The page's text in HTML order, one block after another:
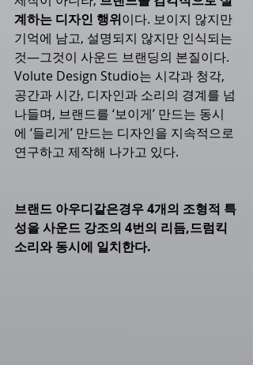
계하는 디자인 행위이다. 보이지 않지만
기억에 남고, 설명되지 않지만 인식되는
것—그것이 사운드 브랜딩의 본질이다.
Volute Design Studio는 시각과 청각,
공간과 시간, 디자인과 소리의 경계를 넘
나들며, 브랜드를 ‘보이게’ 만드는 동시
에 ‘들리게’ 만드는 디자인을 지속적으로
연구하고 제작해 나가고 있다.
브랜드 아우디같은경우 4개의 조형적 특
성을 사운드 강조의 4번의 리듬,드럼킥
소리와 동시에 일치한다.